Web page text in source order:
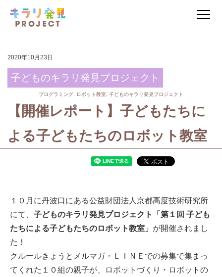
2020年10月23日
子どものキラリ発見プロジェクト
プログラミング ロボット教室 子どものキラリ発見プロジェクト
【開催レポート】子どもたちに
よる子どもたちのロボット教室
１０月に丹波口にある公益財団法人京都高度技術研究所
にて、 子どものキラリ発見プロジェクト
「第１回 子ども
たちによる子どもたちのロボット教室」 が開催されまし
た！
クルールきょうとメルマガ・ＬＩＮＥでの募集で集まっ
てくれた１０組の親子が、ロボットづくり・ロボットの